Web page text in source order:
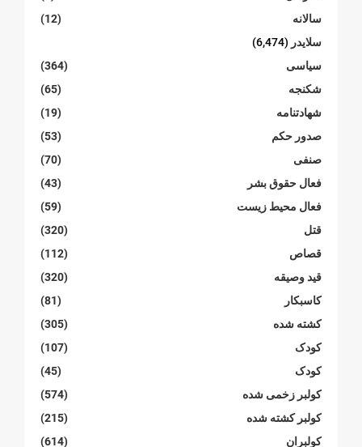
سالانە
(12)
سلایدر (6,474)
سیاسی
(364)
شکنجە
(65)
شهادتنامە
(19)
صدور حکم
(53)
صنفی
(70)
فعال حقوق بشر
(43)
فعال محیط زیست
(59)
قتل
(320)
قصاص
(112)
قید وصیقه
(320)
کاسبکار
(81)
کشته شده
(305)
کودک
(107)
کودک
(45)
کولبر زخمی شدە
(574)
کولبر کشتە شدە
(215)
کولبران
(614)